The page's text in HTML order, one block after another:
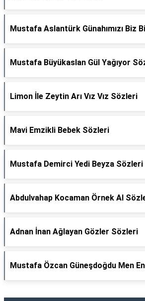
Mustafa Aslantürk Günahımızı Biz
Mustafa Büyükaslan Gül Yağıyor
Limon İle Zeytin Arı Vız Vız Sözleri
Mavi Emzikli Bebek Sözleri
Mustafa Demirci Yedi Beyza Sözleri
Abdulvahap Kocaman Örnek Al
Adnan İnan Ağlayan Gözler Sözleri
Mustafa Özcan Güneşdoğdu Men